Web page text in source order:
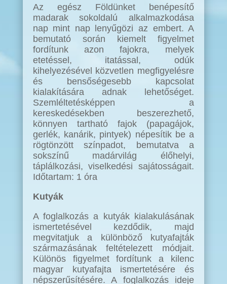
Az egész Földünket benépesítő
madarak sokoldalú alkalmazkodása
nap mint nap lenyűgözi az embert. A
bemutató során kiemelt figyelmet
fordítunk azon fajokra, melyek
etetéssel, itatással, odúk
kihelyezésével közvetlen megfigyelésre
és bensőségesebb kapcsolat
kialakítására adnak lehetőséget.
Szemléltetésképpen a
kereskedésekben beszerezhető,
könnyen tartható fajok (papagájok,
gerlék, kanárik, pintyek) népesítik be a
rögtönzött színpadot, bemutatva a
sokszínű madárvilág élőhelyi,
táplálkozási, viselkedési sajátosságait.
Időtartam: 1 óra
Kutyák
A foglalkozás a kutyák kialakulásának
ismertetésével kezdődik, majd
megvitatjuk a különböző kutyafajták
származásának feltételezett módjait.
Különös figyelmet fordítunk a kilenc
magyar kutyafajta ismertetésére és
népszerűsítésére. A foglalkozás ideje